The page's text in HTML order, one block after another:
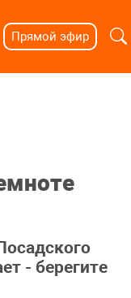
Прямой эфир
- берегите